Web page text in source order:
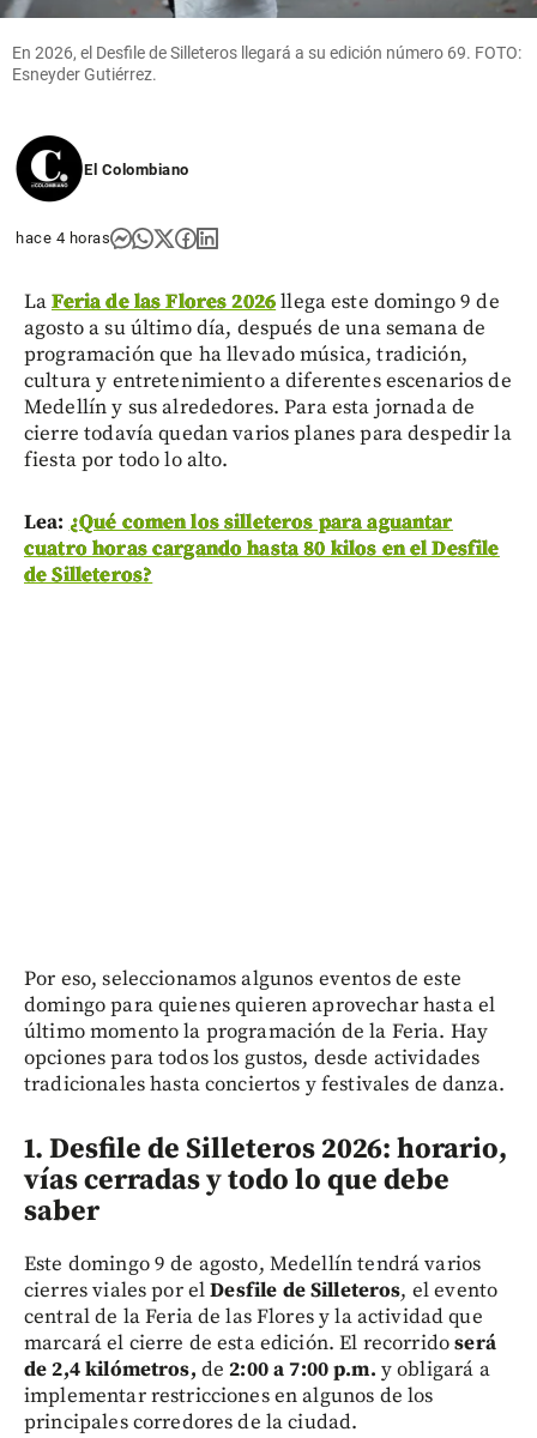
En 2026, el Desfile de Silleteros llegará a su edición número 69. FOTO:
Esneyder Gutiérrez.
El Colombiano
hace 4 horas
LaFeria de las Flores 2026llega este domingo 9 de
agosto a su último día, después de una semana de
programación que ha llevado música, tradición,
cultura y entretenimiento a diferentes escenarios de
Medellín y sus alrededores. Para esta jornada de
cierre todavía quedan varios planes para despedir la
fiesta por todo lo alto.
Lea: ¿Qué comen los silleteros para aguantar
cuatro horas cargando hasta 80 kilos en el Desfile
de Silleteros?
Por eso, seleccionamos algunos eventos de este
domingo para quienes quieren aprovechar hasta el
último momento la programación de la Feria. Hay
opciones para todos los gustos, desde actividades
tradicionales hasta conciertos y festivales de danza.
1. Desfile de Silleteros 2026: horario,
vías cerradas y todo lo que debe
saber
Este domingo 9 de agosto, Medellín tendrá varios
cierres viales por elDesfile de Silleteros, el evento
central de la Feria de las Flores y la actividad que
marcará el cierre de esta edición. El recorridoserá
de 2,4 kilómetros, de2:00 a 7:00 p.m. y obligará a
implementar restricciones en algunos de los
principales corredores de la ciudad.